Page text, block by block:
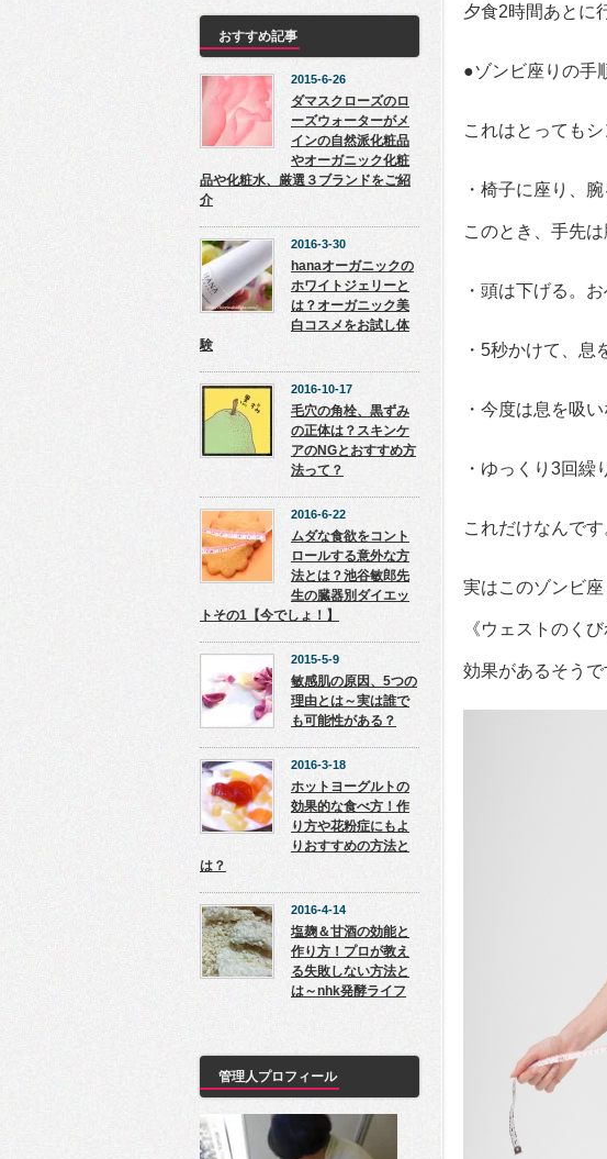
夕食2時間あとに
●ゾンビ座りの手
これはとってもシ
・椅子に座り、
このとき、手先
・頭は下げる。
・5秒かけて、息
・今度は息を吸
・ゆっくり3回繰
これだけなんです
実はこのゾンビ座
《ウェストのく
効果があるそうで
おすすめ記事
2015-6-26
ダマスクローズのロ
ーズウォーターがメ
インの自然派化粧品
やオーガニック化粧
品や化粧水、厳選３ブランドをご紹
介
2016-3-30
hanaオーガニックの
ホワイトジェリーと
は？オーガニック美
白コスメをお試し体
験
2016-10-17
毛穴の角栓、黒ずみ
の正体は？スキンケ
アのNGとおすすめ方
法って？
2016-6-22
ムダな食欲をコント
ロールする意外な方
法とは？池谷敏郎先
生の臓器別ダイエッ
トその1【今でしょ！】
2015-5-9
敏感肌の原因、5つの
理由とは～実は誰で
も可能性がある？
2016-3-18
ホットヨーグルトの
効果的な食べ方！作
り方や花粉症にもよ
りおすすめの方法と
は？
2016-4-14
塩麹＆甘酒の効能と
作り方！プロが教え
る失敗しない方法と
は～nhk発酵ライフ
管理人プロフィール